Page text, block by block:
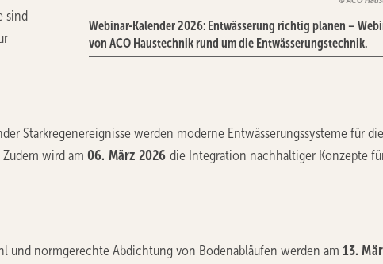
Webinar-Kalender 2026: Entwässerung richtig planen –
von ACO Haustechnik rund um die Entwässerungstechnik.
sind
Starkregenereignisse werden moderne Entwässerungssysteme für
wird am 06. März 2026 die Integration nachhaltiger Konzepte
und normgerechte Abdichtung von Bodenabläufen werden am 13.